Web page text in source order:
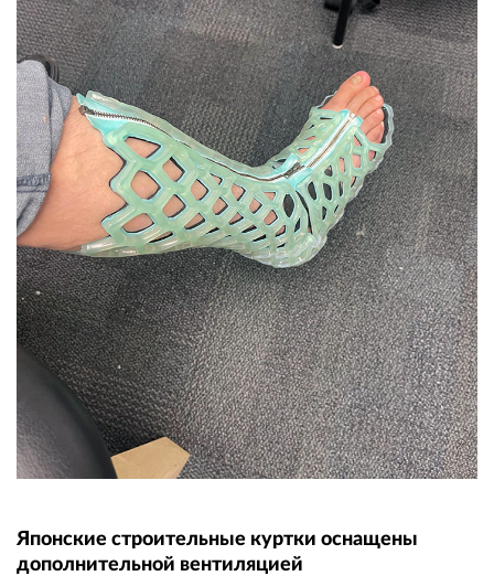
Японские строительные куртки оснащены
дополнительной вентиляцией